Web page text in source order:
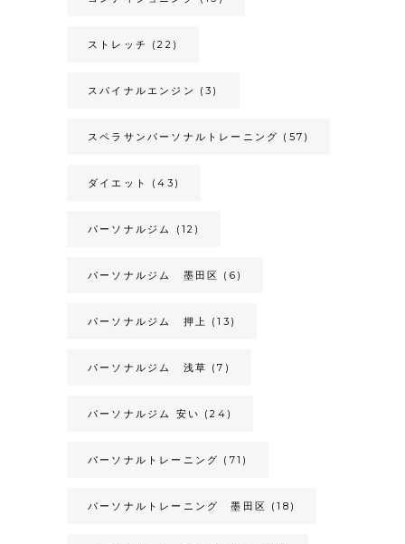
ストレッチ (22)
スパイナルエンジン (3)
スペラサンパーソナルトレーニング (57)
ダイエット (43)
パーソナルジム (12)
パーソナルジム 墨田区 (6)
パーソナルジム 押上 (13)
パーソナルジム 浅草 (7)
パーソナルジム 安い (24)
パーソナルトレーニング (71)
パーソナルトレーニング 墨田区 (18)